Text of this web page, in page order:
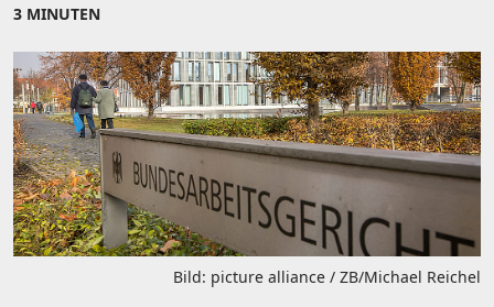
3 MINUTEN
Bild: picture alliance / ZB/Michael Reichel